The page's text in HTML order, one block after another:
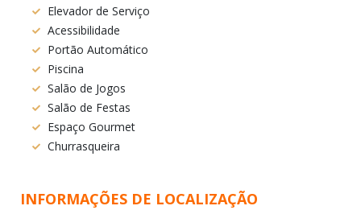
Elevador de Serviço
Acessibilidade
Portão Automático
Piscina
Salão de Jogos
Salão de Festas
Espaço Gourmet
Churrasqueira
INFORMAÇÕES DE LOCALIZAÇÃO